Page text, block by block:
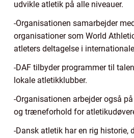
udvikle atletik på alle niveauer.
-Organisationen samarbejder
organisationer som World
atleters deltagelse i
-DAF tilbyder programmer til
lokale atletikklubber.
-Organisationen arbejder også
og træneforhold for
-Dansk atletik har en rig historie,